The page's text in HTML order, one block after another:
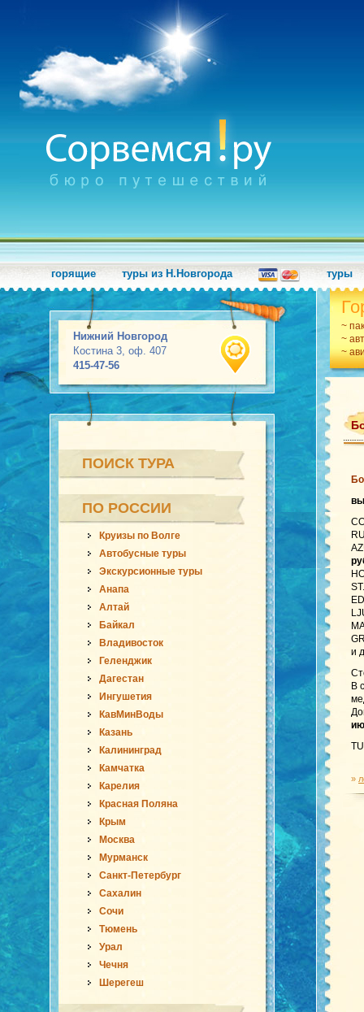
горящие туры из Н.Новгорода туры
Нижний Новгород
Костина 3, оф. 407
415-47-56
~
~
~
ПОИСК ТУРА
ПО РОССИИ
Круизы по Волге
Автобусные туры
Экскурсионные туры
Анапа
Алтай
Байкал
Владивосток
Геленджик
Дагестан
Ингушетия
КавМинВоды
Казань
Калининград
Камчатка
Карелия
Красная Поляна
Крым
Москва
Мурманск
Санкт-Петербург
Сахалин
Сочи
Тюмень
Урал
Чечня
Шерегеш
и
В
»